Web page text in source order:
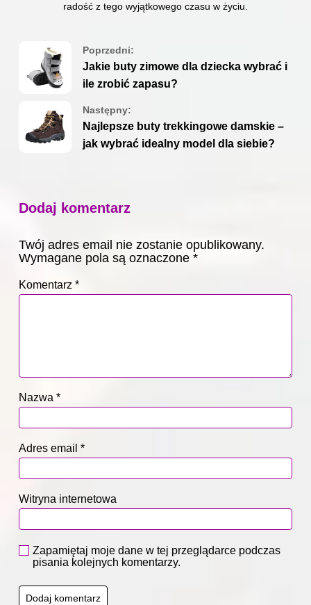
radość z tego wyjątkowego czasu w życiu.
Poprzedni:
Jakie buty zimowe dla dziecka wybrać i
ile zrobić zapasu?
Następny:
Najlepsze buty trekkingowe damskie –
jak wybrać idealny model dla siebie?
Dodaj komentarz
Twój adres email nie zostanie opublikowany.
Wymagane pola są oznaczone *
Komentarz *
Nazwa *
Adres email *
Witryna internetowa
Zapamiętaj moje dane w tej przeglądarce podczas
pisania kolejnych komentarzy.